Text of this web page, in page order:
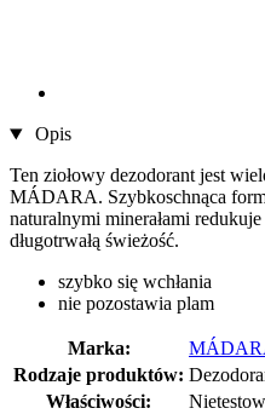
Opis
Ten ziołowy dezodorant jest
MÁDARA. Szybkoschnąca
naturalnymi minerałami
długotrwałą świeżość.
szybko się wchłania
nie pozostawia plam
Marka:
Rodzaje produktów:
Właściwości: